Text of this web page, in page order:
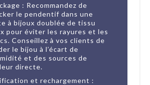
: Recommandez de
le pendentif dans une
à bijoux doublée de tissu
pour éviter les rayures et les
Conseillez à vos clients de
le bijou à l’écart de
et des sources de
directe.
et rechargement :